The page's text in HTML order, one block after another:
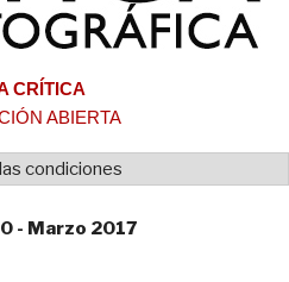
CRÍTICA
ABIERTA
condiciones
- Marzo 2017